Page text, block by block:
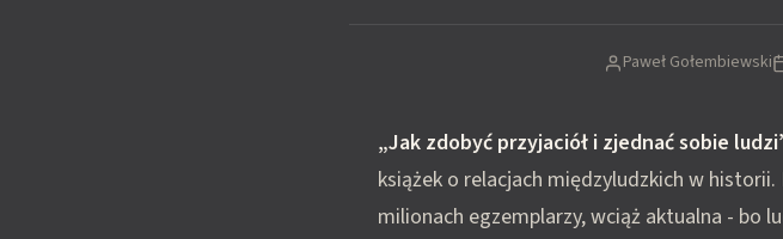
Paweł Gołembiewski
„Jak zdobyć przyjaciół i zjednać sobie
książek o relacjach międzyludzkich w
milionach egzemplarzy, wciąż aktualna - bo